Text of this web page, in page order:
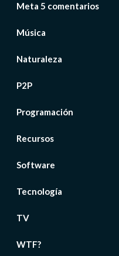
Meta 5 comentarios
Música
Naturaleza
P2P
Programación
Recursos
Software
Tecnología
TV
WTF?